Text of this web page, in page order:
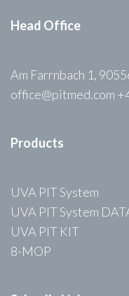
Head Office
Am Farrnbach 1,
office@pitmed.com
Products
UVA PIT System
UVA PIT System
UVA PIT KIT
8-MOP